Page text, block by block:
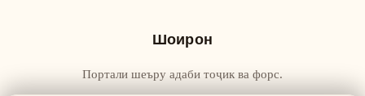
Шоирон
Портали шеъру адаби тоҷик ва форс.